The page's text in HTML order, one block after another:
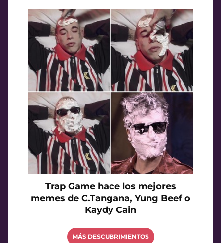
Trap Game hace los mejores
memes de C.Tangana, Yung Beef o
Kaydy Cain
MÁS DESCUBRIMIENTOS